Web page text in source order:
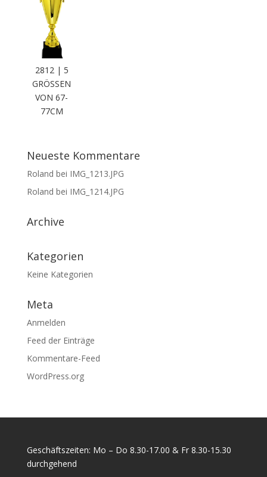
2812 | 5
GRÖSSEN V
ON 67-7
7CM
Neueste Kommentare
Roland bei IMG_1213.JPG
Roland bei IMG_1214.JPG
Archive
Kategorien
Keine Kategorien
Meta
Anmelden
Feed der Einträge
Kommentare-Feed
WordPress.org
Geschäftszeiten: Mo – Do 8.30-17.00 & Fr 8.30-15.30
durchgehend